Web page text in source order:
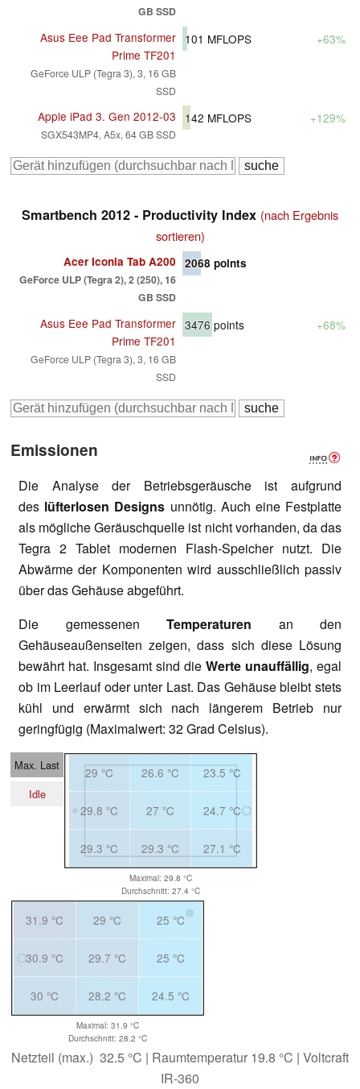
GB SSD
Asus Eee Pad Transformer
Prime TF201
GeForce ULP (Tegra 3), 3, 16 GB
SSD
101 MFLOPS +63%
Apple iPad 3. Gen 2012-03
SGX543MP4, A5x, 64 GB SSD
142 MFLOPS +129%
Smartbench 2012 - Productivity Index (nach Ergebnis
sortieren)
Acer Iconia Tab A200
GeForce ULP (Tegra 2), 2 (250), 16
GB SSD
2068 points
Asus Eee Pad Transformer
Prime TF201
GeForce ULP (Tegra 3), 3, 16 GB
SSD
3476 points +68%
Emissionen
Die Analyse der Betriebsgeräusche ist aufgrund
des lüfterlosen Designs unnötig. Auch eine Festplatte
als mögliche Geräuschquelle ist nicht vorhanden, da das
Tegra 2 Tablet modernen Flash-Speicher nutzt. Die
Abwärme der Komponenten wird ausschließlich passiv
über das Gehäuse abgeführt.
Die gemessenen Temperaturen an den
Gehäuseaußenseiten zeigen, dass sich diese Lösung
bewährt hat. Insgesamt sind die Werte unauffällig, egal
ob im Leerlauf oder unter Last. Das Gehäuse bleibt stets
kühl und erwärmt sich nach längerem Betrieb nur
geringfügig (Maximalwert: 32 Grad Celsius).
Max. Last
Idle
29 °C 26.6 °C 23.5 °C
29.8 °C 27 °C 24.7 °C
29.3 °C 29.3 °C 27.1 °C
Maximal: 29.8 °C
Durchschnitt: 27.4 °C
31.9 °C 29 °C 25 °C
30.9 °C 29.7 °C 25 °C
30 °C 28.2 °C 24.5 °C
Maximal: 31.9 °C
Durchschnitt: 28.2 °C
Netzteil (max.) 32.5 °C | Raumtemperatur 19.8 °C | Voltcraft
IR-360